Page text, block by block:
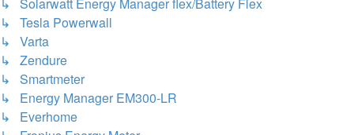
↳ Solarwatt Energy Manager flex/Battery Flex
↳ Tesla Powerwall
↳ Varta
↳ Zendure
↳ Smartmeter
↳ Energy Manager EM300-LR
↳ Everhome